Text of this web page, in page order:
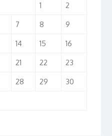
1
2
7 8
9
14 15
16
21 22
23
28 29
30